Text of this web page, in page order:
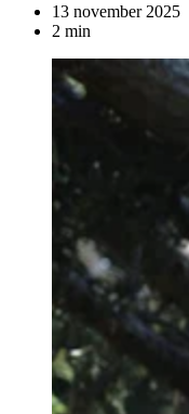
13 november 2025
2 min